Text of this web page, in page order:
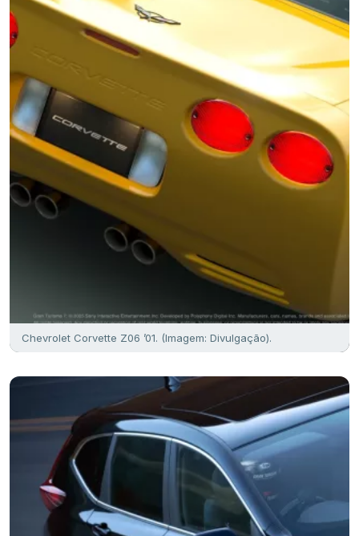
Chevrolet Corvette Z06 ’01. (Imagem: Divulgação).